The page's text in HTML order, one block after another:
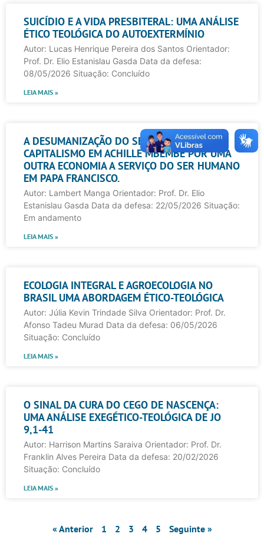
SUICÍDIO E A VIDA PRESBITERAL: UMA ANÁLISE
ÉTICO TEOLÓGICA DO AUTOEXTERMÍNIO
Autor: Lucas Henrique Pereira dos Santos Orientador:
Prof. Dr. Elio Estanislau Gasda Data da defesa:
08/05/2026 Situação: Concluído
LEIA MAIS »
A DESUMANIZAÇÃO DO SER NEGRO NO
CAPITALISMO EM ACHILLE MBEMBE POR UMA
OUTRA ECONOMIA A SERVIÇO DO SER HUMANO
EM PAPA FRANCISCO.
Autor: Lambert Manga Orientador: Prof. Dr. Elio
Estanislau Gasda Data da defesa: 22/05/2026 Situação:
Em andamento
LEIA MAIS »
ECOLOGIA INTEGRAL E AGROECOLOGIA NO
BRASIL UMA ABORDAGEM ÉTICO-TEOLÓGICA
Autor: Júlia Kevin Trindade Silva Orientador: Prof. Dr.
Afonso Tadeu Murad Data da defesa: 06/05/2026
Situação: Concluído
LEIA MAIS »
O SINAL DA CURA DO CEGO DE NASCENÇA:
UMA ANÁLISE EXEGÉTICO-TEOLÓGICA DE JO
9,1-41
Autor: Harrison Martins Saraiva Orientador: Prof. Dr.
Franklin Alves Pereira Data da defesa: 20/02/2026
Situação: Concluído
LEIA MAIS »
« Anterior 1 2 3 4 5 Seguinte »